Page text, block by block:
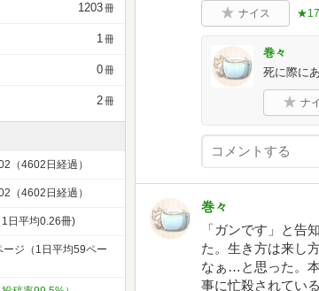
ナイス ★17
巻々
死に際に
ナ
巻々
「ガンです」と告
た。生き方は来し
なぁ…と思った。
事に忙殺されてい
1203冊
1冊
0冊
2冊
（4602日経過）
（4602日経過）
日平均0.26冊)
ジ（1日平均59ペー